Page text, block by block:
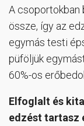
A csoportokban
össze, így az
egymás testi
püföljük
60%-os
Elfoglalt és
edzést tartasz